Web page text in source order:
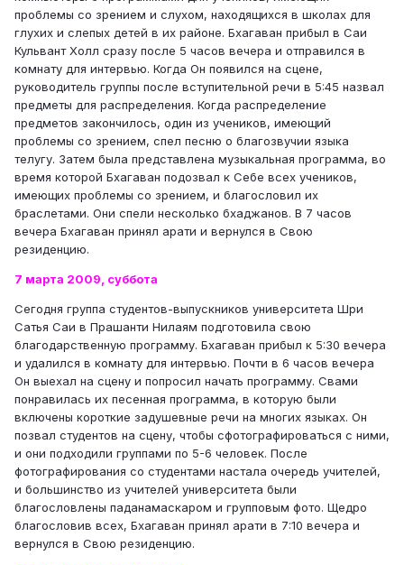
проблемы со зрением и слухом, находящихся в школах для
глухих и слепых детей в их районе. Бхагаван прибыл в Саи
Кульвант Холл сразу после 5 часов вечера и отправился в
комнату для интервью. Когда Он появился на сцене,
руководитель группы после вступительной речи в 5:45 назвал
предметы для распределения. Когда распределение
предметов закончилось, один из учеников, имеющий
проблемы со зрением, спел песню о благозвучии языка
телугу. Затем была представлена музыкальная программа, во
время которой Бхагаван подозвал к Себе всех учеников,
имеющих проблемы со зрением, и благословил их
браслетами. Они спели несколько бхаджанов. В 7 часов
вечера Бхагаван принял арати и вернулся в Свою
резиденцию.
7 марта 2009, суббота
Сегодня группа студентов-выпускников университета Шри
Сатья Саи в Прашанти Нилаям подготовила свою
благодарственную программу. Бхагаван прибыл к 5:30 вечера
и удалился в комнату для интервью. Почти в 6 часов вечера
Он выехал на сцену и попросил начать программу. Свами
понравилась их песенная программа, в которую были
включены короткие задушевные речи на многих языках. Он
позвал студентов на сцену, чтобы сфотографироваться с ними,
и они подходили группами по 5-6 человек. После
фотографирования со студентами настала очередь учителей,
и большинство из учителей университета были
благословлены паданамаскаром и групповым фото. Щедро
благословив всех, Бхагаван принял арати в 7:10 вечера и
вернулся в Свою резиденцию.